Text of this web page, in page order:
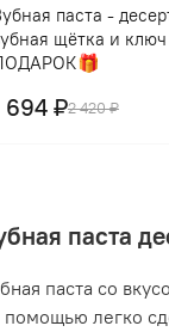
паста -
щётка и
2 420 ₽
694 ₽
паста
паста со
помощью легко